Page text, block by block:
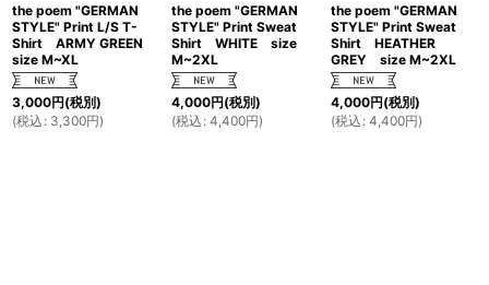
the poem "GERMAN
STYLE" Print L/S T-
Shirt ARMY GREEN
size M~XL
3,000円(税別)
(税込 : 3,300円)
the poem "GERMAN
STYLE" Print Sweat
Shirt WHITE size
M~2XL
4,000円(税別)
(税込 : 4,400円)
the poem "GERMAN
STYLE" Print Sweat
Shirt HEATHER
GREY size M~2XL
4,000円(税別)
(税込 : 4,400円)